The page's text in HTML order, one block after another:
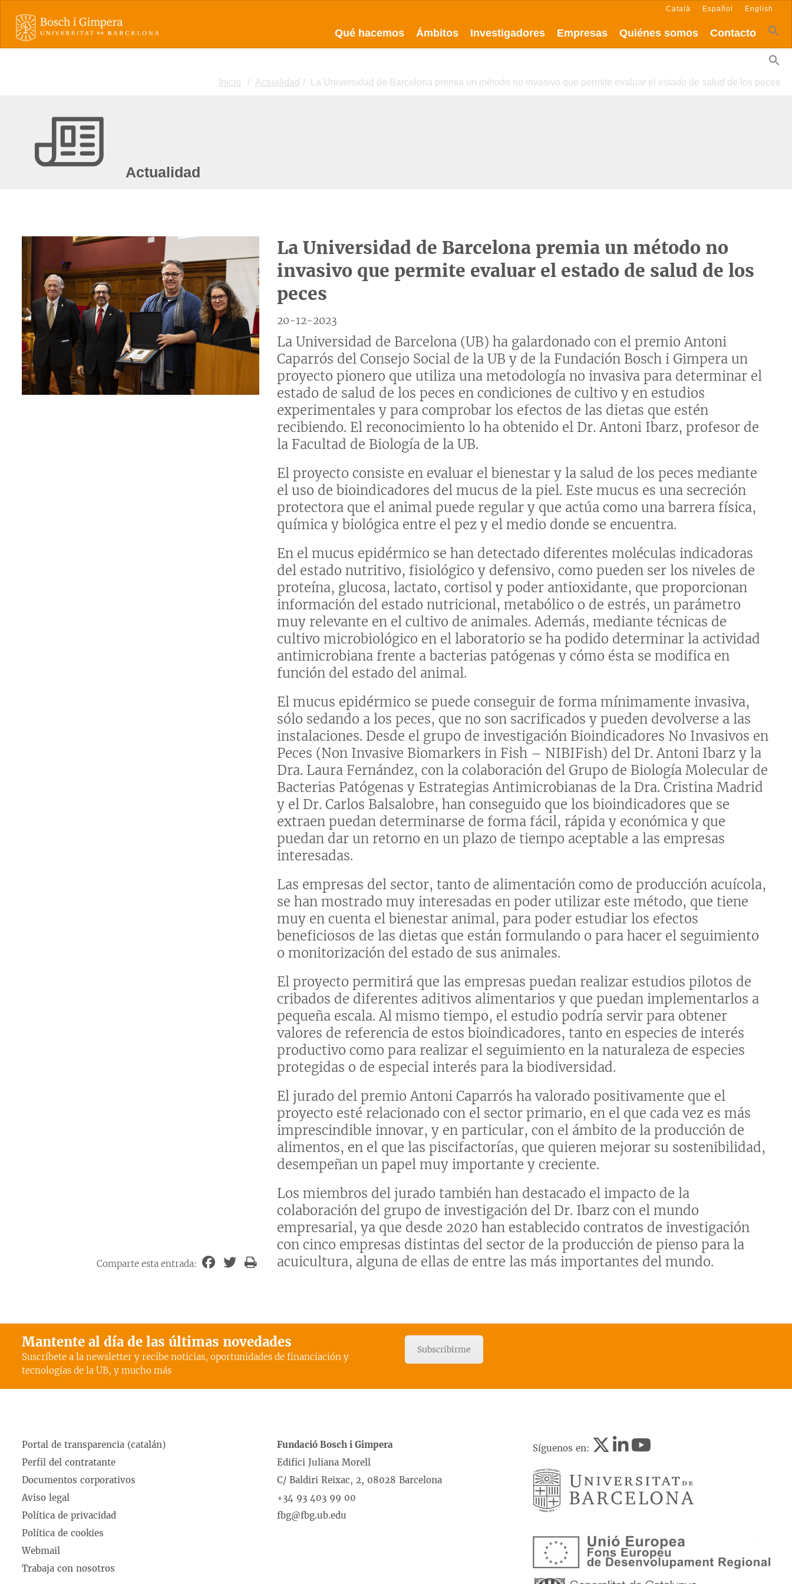
Qué hacemos Ámbitos Investigadores Empresas Quiénes somos Contacto
Català Español English
Inicio Actualidad La Universidad de Barcelona premia un método no invasivo que permite evaluar el estado de salud de los peces
Actualidad
La Universidad de Barcelona premia un método no
invasivo que permite evaluar el estado de salud de los
peces
20-12-2023
La Universidad de Barcelona (UB) ha galardonado con el premio Antoni
Caparrós del Consejo Social de la UB y de la Fundación Bosch i Gimpera un
proyecto pionero que utiliza una metodología no invasiva para determinar el
estado de salud de los peces en condiciones de cultivo y en estudios
experimentales y para comprobar los efectos de las dietas que estén
recibiendo. El reconocimiento lo ha obtenido el Dr. Antoni Ibarz, profesor de
la Facultad de Biología de la UB.
El proyecto consiste en evaluar el bienestar y la salud de los peces mediante
el uso de bioindicadores del mucus de la piel. Este mucus es una secreción
protectora que el animal puede regular y que actúa como una barrera física,
química y biológica entre el pez y el medio donde se encuentra.
En el mucus epidérmico se han detectado diferentes moléculas indicadoras
del estado nutritivo, fisiológico y defensivo, como pueden ser los niveles de
proteína, glucosa, lactato, cortisol y poder antioxidante, que proporcionan
información del estado nutricional, metabólico o de estrés, un parámetro
muy relevante en el cultivo de animales. Además, mediante técnicas de
cultivo microbiológico en el laboratorio se ha podido determinar la actividad
antimicrobiana frente a bacterias patógenas y cómo ésta se modifica en
función del estado del animal.
El mucus epidérmico se puede conseguir de forma mínimamente invasiva,
sólo sedando a los peces, que no son sacrificados y pueden devolverse a las
instalaciones. Desde el grupo de investigación Bioindicadores No Invasivos en
Peces (Non Invasive Biomarkers in Fish – NIBIFish) del Dr. Antoni Ibarz y la
Dra. Laura Fernández, con la colaboración del Grupo de Biología Molecular de
Bacterias Patógenas y Estrategias Antimicrobianas de la Dra. Cristina Madrid
y el Dr. Carlos Balsalobre, han conseguido que los bioindicadores que se
extraen puedan determinarse de forma fácil, rápida y económica y que
puedan dar un retorno en un plazo de tiempo aceptable a las empresas
interesadas.
Las empresas del sector, tanto de alimentación como de producción acuícola,
se han mostrado muy interesadas en poder utilizar este método, que tiene
muy en cuenta el bienestar animal, para poder estudiar los efectos
beneficiosos de las dietas que están formulando o para hacer el seguimiento
o monitorización del estado de sus animales.
El proyecto permitirá que las empresas puedan realizar estudios pilotos de
cribados de diferentes aditivos alimentarios y que puedan implementarlos a
pequeña escala. Al mismo tiempo, el estudio podría servir para obtener
valores de referencia de estos bioindicadores, tanto en especies de interés
productivo como para realizar el seguimiento en la naturaleza de especies
protegidas o de especial interés para la biodiversidad.
El jurado del premio Antoni Caparrós ha valorado positivamente que el
proyecto esté relacionado con el sector primario, en el que cada vez es más
imprescindible innovar, y en particular, con el ámbito de la producción de
alimentos, en el que las piscifactorías, que quieren mejorar su sostenibilidad,
desempeñan un papel muy importante y creciente.
Los miembros del jurado también han destacado el impacto de la
colaboración del grupo de investigación del Dr. Ibarz con el mundo
empresarial, ya que desde 2020 han establecido contratos de investigación
con cinco empresas distintas del sector de la producción de pienso para la
acuicultura, alguna de ellas de entre las más importantes del mundo.
Comparte esta entrada:
Mantente al día de las últimas novedades
Suscríbete a la newsletter y recibe noticias, oportunidades de financiación y
tecnologías de la UB, y mucho más
Subscribirme
Portal de transparencia (catalán)
Perfil del contratante
Documentos corporativos
Aviso legal
Política de privacidad
Política de cookies
Webmail
Trabaja con nosotros
Fundació Bosch i Gimpera
Edifici Juliana Morell
C/ Baldiri Reixac, 2, 08028 Barcelona
+34 93 403 99 00
fbg@fbg.ub.edu
Síguenos en: